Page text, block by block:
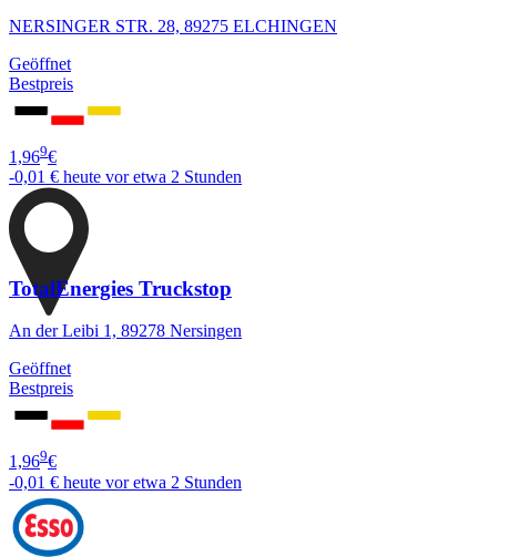
NERSINGER STR. 28, 89275 ELCHINGEN
Geöffnet
Bestpreis
1,969€
-0,01 € heute vor etwa 2 Stunden
TotalEnergies Truckstop
An der Leibi 1, 89278 Nersingen
Geöffnet
Bestpreis
1,969€
-0,01 € heute vor etwa 2 Stunden